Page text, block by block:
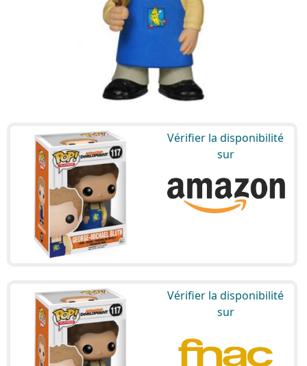
Vérifier la disponibilité
sur
Vérifier la disponibilité
sur